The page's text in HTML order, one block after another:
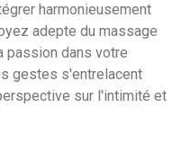
harmonieusement
adepte du massage
passion dans votre
gestes s'entrelacent
sur l'intimité et